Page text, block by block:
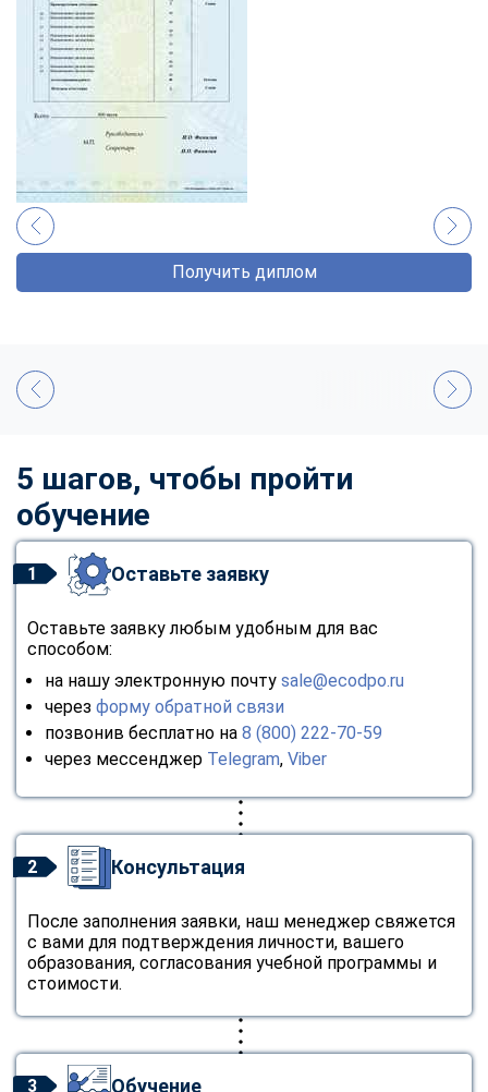
Получить диплом
5 шагов, чтобы пройти
обучение
1 Оставьте заявку
Оставьте заявку любым удобным для вас
способом:
на нашу электронную почту sale@ecodpo.ru
через форму обратной связи
позвонив бесплатно на 8 (800) 222-70-59
через мессенджер Telegram, Viber
2 Консультация
После заполнения заявки, наш менеджер свяжется
с вами для подтверждения личности, вашего
образования, согласования учебной программы и
стоимости.
3 Обучение